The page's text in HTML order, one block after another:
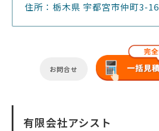
住所：栃木県 宇都宮市仲町3-16
お問合せ
有限会社アシスト